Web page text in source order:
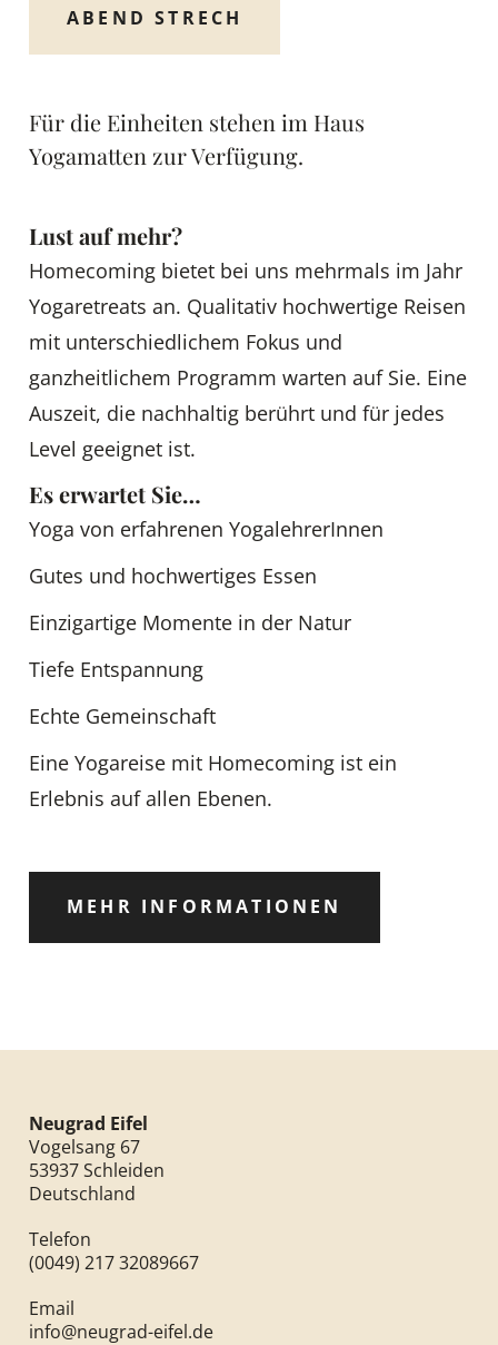
ABEND STRECH
Für die Einheiten stehen im Haus
Yogamatten zur Verfügung.
Lust auf mehr?
Homecoming bietet bei uns mehrmals im Jahr
Yogaretreats an. Qualitativ hochwertige Reisen
mit unterschiedlichem Fokus und
ganzheitlichem Programm warten auf Sie. Eine
Auszeit, die nachhaltig berührt und für jedes
Level geeignet ist.
Es erwartet Sie…
Yoga von erfahrenen YogalehrerInnen
Gutes und hochwertiges Essen
Einzigartige Momente in der Natur
Tiefe Entspannung
Echte Gemeinschaft
Eine Yogareise mit Homecoming ist ein
Erlebnis auf allen Ebenen.
MEHR INFORMATIONEN
Neugrad Eifel
Vogelsang 67
53937 Schleiden
Deutschland
Telefon
(0049) 217 32089667
Email
info@neugrad-eifel.de